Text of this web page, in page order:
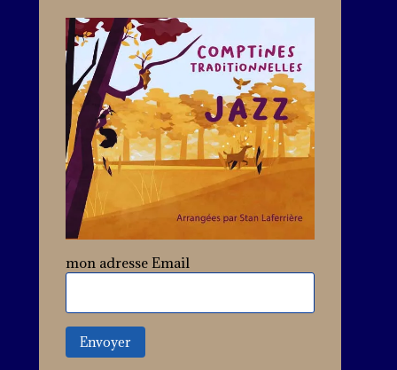
mon adresse Email